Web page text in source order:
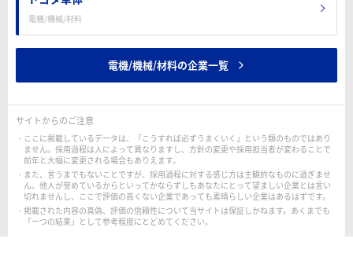
電機/機械/材料
電機/機械/材料の企業一覧
サイトからのご注意
ここに掲載しているデータは、「こうすれば必ずうまくいく」という類のものではあり
ません。採用過程は人によって異なりますし、方針の変更や採用担当者が変わることで
前年と大幅に変更される場合もありえます。
また、言うまでもないことですが、採用過程に対する感じ方は主観的なものに過ぎませ
ん。他人が誉めているからといってかならずしもあなたにとって望ましい企業とは言い
切れませんし、ここで評価の高くない企業であっても素晴らしい企業はあるはずです。
掲載された内容の真偽、評価の信頼性について当サイトは保証しかねます。あくまでも
「一つの結果」として参考程度にとどめてください。